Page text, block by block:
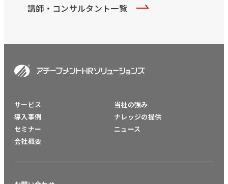
講師・コンサルタント一覧
サービス
導入事例
セミナー
会社概要
当社の強み
ナレッジの提供
ニュース